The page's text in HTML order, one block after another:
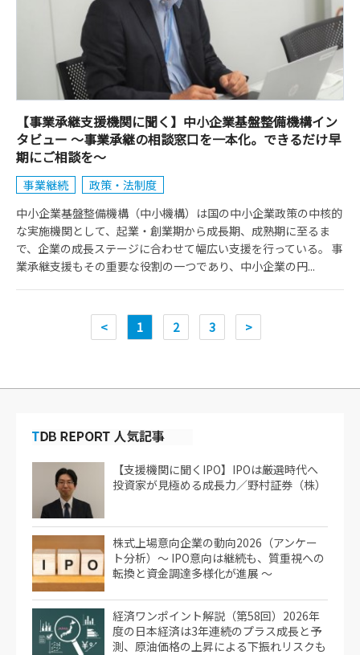
【事業承継支援機関に聞く】中小企業基盤整備機構イン
タビュー ～事業承継の相談窓口を一本化。できるだけ早
期にご相談を～
事業継続
政策・法制度
中小企業基盤整備機構（中小機構）は国の中小企業政策の中核的
な実施機関として、起業・創業期から成長期、成熟期に至るま
で、企業の成長ステージに合わせて幅広い支援を行っている。 事
業承継支援もその重要な役割の一つであり、中小企業の円...
< 1 2 3 >
【支援機関に聞くIPO】IPOは厳選時代へ
投資家が見極める成長力／野村証券（株）
株式上場意向企業の動向2026（アンケー
ト分析）～ IPO意向は継続も、質重視への
転換と資金調達多様化が進展 ～
経済ワンポイント解説（第58回）2026年
度の日本経済は3年連続のプラス成長と予
測、原油価格の上昇による下振れリスクも